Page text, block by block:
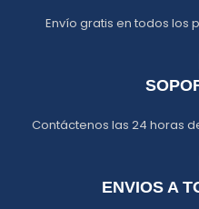
Envío gratis en todos los
Contáctenos las 24 horas
ENVIOS A